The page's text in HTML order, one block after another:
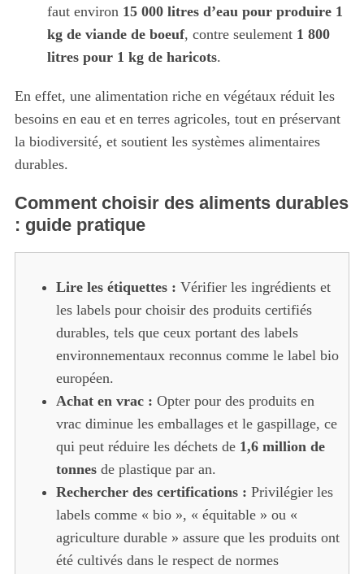
faut environ 15 000 litres d’eau pour produire 1
kg de viande de boeuf, contre seulement 1 800
litres pour 1 kg de haricots.
En effet, une alimentation riche en végétaux réduit les
besoins en eau et en terres agricoles, tout en préservant
la biodiversité, et soutient les systèmes alimentaires
durables.
Comment choisir des aliments durables
: guide pratique
Lire les étiquettes : Vérifier les ingrédients et
les labels pour choisir des produits certifiés
durables, tels que ceux portant des labels
environnementaux reconnus comme le label bio
européen.
Achat en vrac : Opter pour des produits en
vrac diminue les emballages et le gaspillage, ce
qui peut réduire les déchets de 1,6 million de
tonnesde plastique par an.
Rechercher des certifications : Privilégier les
labels comme « bio », « équitable » ou «
agriculture durable » assure que les produits ont
été cultivés dans le respect de normes